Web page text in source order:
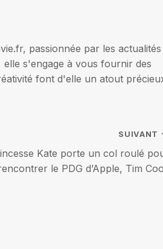
passionnée par les actualités
s'engage à vous fournir des
font d'elle un atout
SUIVANT
Kate porte un col roulé
le PDG d’Apple, Tim